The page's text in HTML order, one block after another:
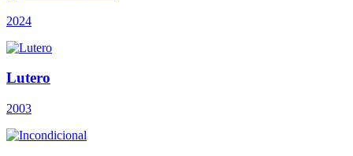
2024
Lutero
2003